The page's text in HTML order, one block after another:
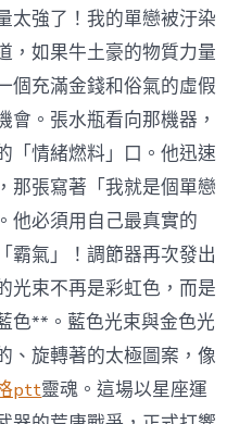
太強了！我的單戀被汙染
，如果牛土豪的物質力量
個充滿金錢和俗氣的虛假
會。張水瓶看向那機器，
「情緒燃料」口。他迅速
那張寫著「我就是個單戀
他必須用自己最真實的
霸氣」！調節器再次發出
光束不再是彩虹色，而是
色**。藍色光束與金色光
、旋轉著的太極圖案，像
ptt靈魂。這場以星座運